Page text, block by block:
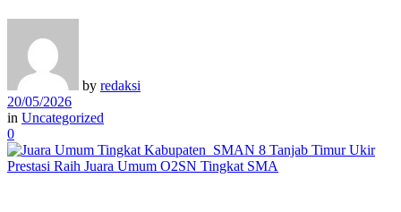
by redaksi
20/05/2026
in Uncategorized
0